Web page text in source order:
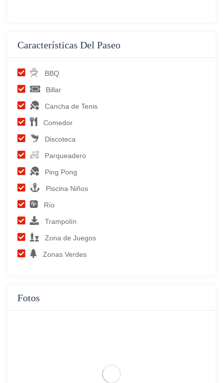
Características Del Paseo
BBQ
Billar
Cancha de Tenis
Comedor
Discoteca
Parqueadero
Ping Pong
Piscina Niños
Río
Trampolín
Zona de Juegos
Zonas Verdes
Fotos